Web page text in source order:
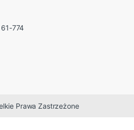
774
Prawa Zastrzeżone